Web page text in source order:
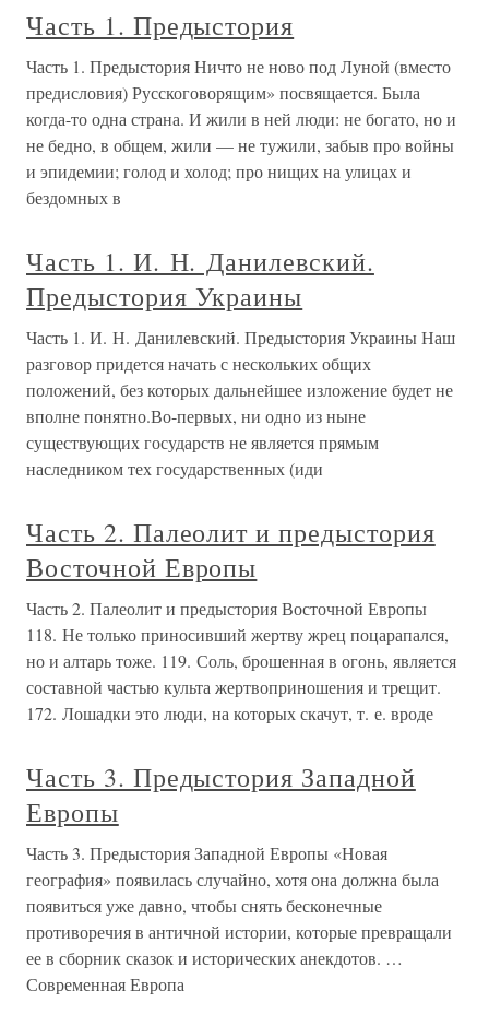
Часть 1. Предыстория
Часть 1. Предыстория Ничто не ново под Луной (вместо
предисловия) Русскоговорящим» посвящается. Была
когда-то одна страна. И жили в ней люди: не богато, но и
не бедно, в общем, жили — не тужили, забыв про войны
и эпидемии; голод и холод; про нищих на улицах и
бездомных в
Часть 1. И. Н. Данилевский.
Предыстория Украины
Часть 1. И. Н. Данилевский. Предыстория Украины Наш
разговор придется начать с нескольких общих
положений, без которых дальнейшее изложение будет не
вполне понятно.Во-первых, ни одно из ныне
существующих государств не является прямым
наследником тех государственных (иди
Часть 2. Палеолит и предыстория
Восточной Европы
Часть 2. Палеолит и предыстория Восточной Европы
118. Не только приносивший жертву жрец поцарапался,
но и алтарь тоже. 119. Соль, брошенная в огонь, является
составной частью культа жертвоприношения и трещит.
172. Лошадки это люди, на которых скачут, т. е. вроде
Часть 3. Предыстория Западной
Европы
Часть 3. Предыстория Западной Европы «Новая
география» появилась случайно, хотя она должна была
появиться уже давно, чтобы снять бесконечные
противоречия в античной истории, которые превращали
ее в сборник сказок и исторических анекдотов. …
Современная Европа